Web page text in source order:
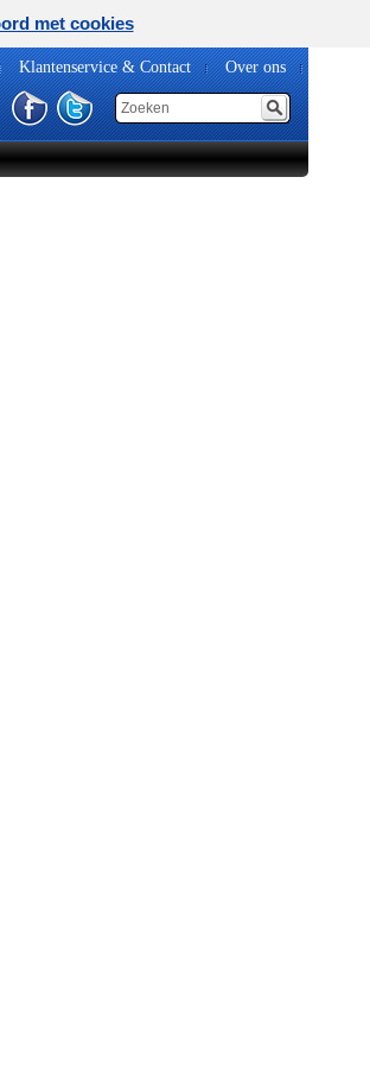
Klantenservice & Contact Over ons
met cookies